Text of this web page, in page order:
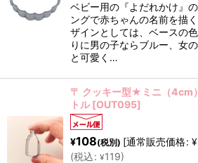
ベビー用の『よだれかけ』
ングで赤ちゃんの名前を描
ザインとしては、ベースの
りに男の子ならブルー、女
と可愛く…
〒 クッキー型★ミニ（4cm
トル [OUT095]
¥108(税別) [通常販売価格: ¥
(税込: ¥119)